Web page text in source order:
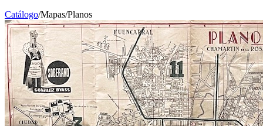
Catálogo/Mapas/Planos